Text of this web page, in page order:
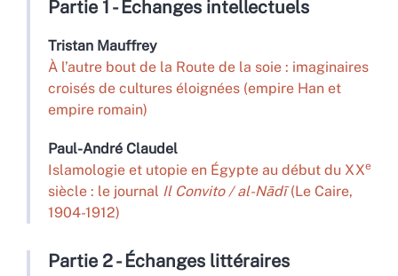
Partie 1 - Échanges intellectuels
Tristan Mauffrey
À l’autre bout de la Route de la soie : imaginaires
croisés de cultures éloignées (empire Han et
empire romain)
Paul-André Claudel
Islamologie et utopie en Égypte au début du XXe
siècle : le journal Il Convito / al-Nādī(Le Caire,
1904-1912)
Partie 2 - Échanges littéraires